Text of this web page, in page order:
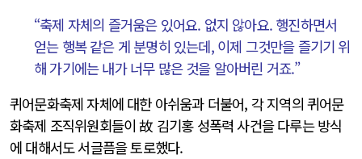
“축제 자체의 즐거움은 있어요. 없지 않아요. 행진하면서
얻는 행복 같은 게 분명히 있는데, 이제 그것만을 즐기기 위
해 가기에는 내가 너무 많은 것을 알아버린 거죠.”
퀴어문화축제 자체에 대한 아쉬움과 더불어, 각 지역의 퀴어문
화축제 조직위원회들이 故 김기홍 성폭력 사건을 다루는 방식
에 대해서도 서글픔을 토로했다.